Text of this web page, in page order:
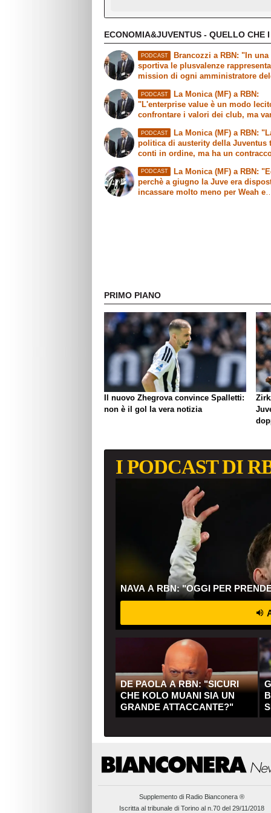
ECONOMIA&JUVENTUS - QUELLO CHE
PODCAST
Brancozzi a RBN: "In una
sportiva le plusvalenze
mission di ogni amministratore
PODCAST
La Monica (MF) a RBN:
"L'enterprise value è un modo
confrontare i valori dei club, ma
PODCAST
La Monica (MF) a RBN:
politica di austerity della Juventus
conti in ordine, ma ha un
PODCAST
La Monica (MF) a RBN:
perchè a giugno la Juve era
incassare molto meno per Weah e
PRIMO PIANO
Il nuovo Zhegrova convince Spalletti:
non è il gol la vera notizia
I PODCAST DI
NAVA A RBN: "OGGI PER
DE PAOLA A RBN: "SICURI
CHE KOLO MUANI SIA UN
GRANDE ATTACCANTE?"
Supplemento di Radio Bianconera ®
Iscritta al tribunale di Torino al n.70 del 29/11/2018